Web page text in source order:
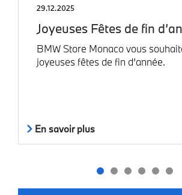
29.12.2025
Joyeuses Fêtes de fin
BMW Store Monaco vous
joyeuses fêtes de fin d’année.
En savoir plus